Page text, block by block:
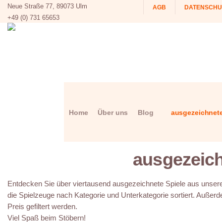
AGB
Neue Straße 77, 89073 Ulm
+49 (0) 731 65653
Home Über uns Blog
Entdecken Sie über viertausend ausgezeichnete Spiele aus
die Spielzeuge nach Kategorie und Unterkategorie sortiert.
Preis gefiltert werden.
Viel Spaß beim Stöbern!